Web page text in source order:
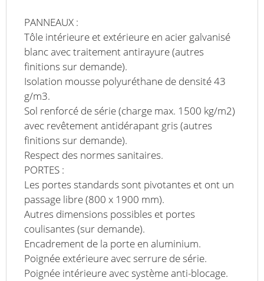
PANNEAUX :
Tôle intérieure et extérieure en acier galvanisé
blanc avec traitement antirayure (autres
finitions sur demande).
Isolation mousse polyuréthane de densité 43
g/m3.
Sol renforcé de série (charge max. 1500 kg/m2)
avec revêtement antidérapant gris (autres
finitions sur demande).
Respect des normes sanitaires.
PORTES :
Les portes standards sont pivotantes et ont un
passage libre (800 x 1900 mm).
Autres dimensions possibles et portes
coulisantes (sur demande).
Encadrement de la porte en aluminium.
Poignée extérieure avec serrure de série.
Poignée intérieure avec système anti-blocage.